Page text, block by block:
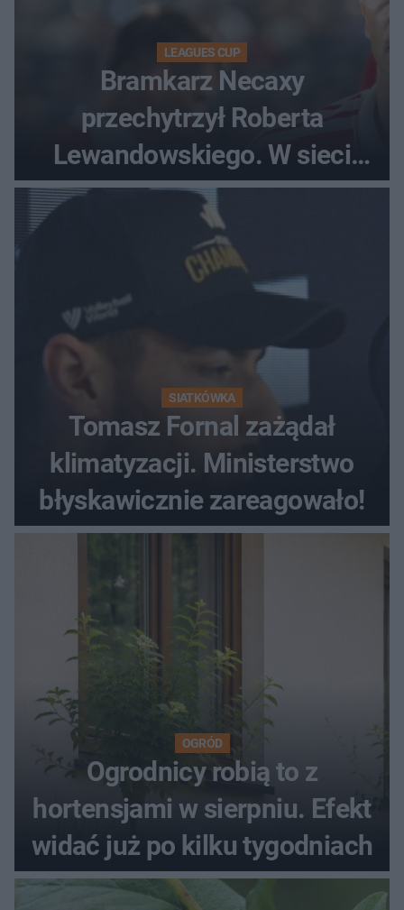
LEAGUES CUP
Bramkarz Necaxy
przechytrzył Roberta
Lewandowskiego. W sieci
krąży wideo z tego pojedynku
SIATKÓWKA
Tomasz Fornal zażądał
klimatyzacji. Ministerstwo
błyskawicznie zareagowało!
OGRÓD
Ogrodnicy robią to z
hortensjami w sierpniu. Efekt
widać już po kilku tygodniach